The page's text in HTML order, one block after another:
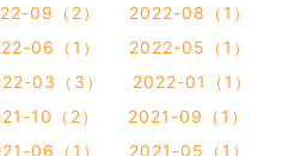
09（2）
2022-08（1）
06（1）
2022-05（1）
03（3）
2022-01（1）
10（2）
2021-09（1）
06（1）
2021-05（1）